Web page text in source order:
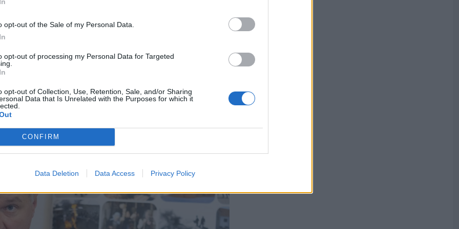
opt-out of the Sale of my Personal Data.
opt-out of processing my Personal Data for Targeted
opt-out of Collection, Use, Retention, Sale, and/or Sharing
Data that Is Unrelated with the Purposes for which it
CONFIRM
Data Deletion Data Access Privacy Policy
is helyet kaptak – ismertette Orendi
vezetője és Tamás Vanda, a Erdélyi
irodájának vezetője